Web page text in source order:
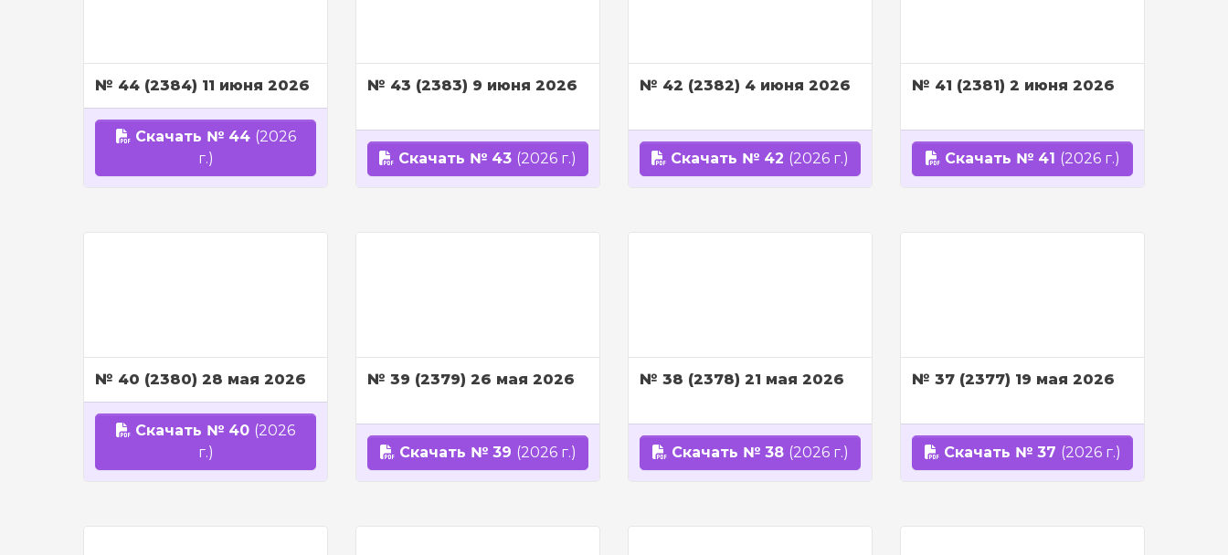
№ 44 (2384) 11 июня 2026
Скачать № 44 (2026
г.)
№ 43 (2383) 9 июня 2026
Скачать № 43 (2026 г.)
№ 42 (2382) 4 июня 2026
Скачать № 42 (2026 г.)
№ 41 (2381) 2 июня 2026
Скачать № 41 (2026 г.)
№ 40 (2380) 28 мая 2026
Скачать № 40 (2026
г.)
№ 39 (2379) 26 мая 2026
Скачать № 39 (2026 г.)
№ 38 (2378) 21 мая 2026
Скачать № 38 (2026 г.)
№ 37 (2377) 19 мая 2026
Скачать № 37 (2026 г.)